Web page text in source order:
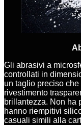
Gli abrasivi a
controllati in
un taglio preciso
rivestimento
brillantezza. Non ha
hanno riempitivi
casuali simili alla